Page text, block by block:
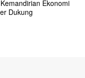
Ekonomi
Dukung